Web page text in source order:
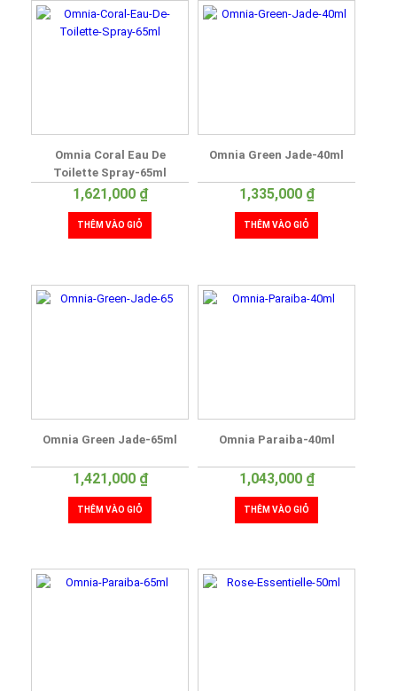
Omnia Coral Eau De
Toilette Spray-65ml
1,621,000 ₫
THÊM VÀO GIỎ
Omnia Green Jade-40ml
1,335,000 ₫
THÊM VÀO GIỎ
Omnia Green Jade-65ml
1,421,000 ₫
THÊM VÀO GIỎ
Omnia Paraiba-40ml
1,043,000 ₫
THÊM VÀO GIỎ